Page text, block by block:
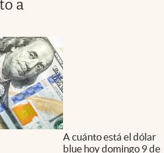
a
A cuánto está el dólar
blue hoy domingo 9 de